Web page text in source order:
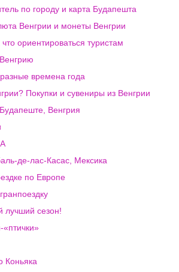
по городу и карта Будапешта
Венгрии и монеты Венгрии
ориентироваться туристам
времена года
Покупки и сувениры из Венгрии
Венгрия
де-лас-Касас, Мексика
по Европе
сезон!
«птички»
Коньяка